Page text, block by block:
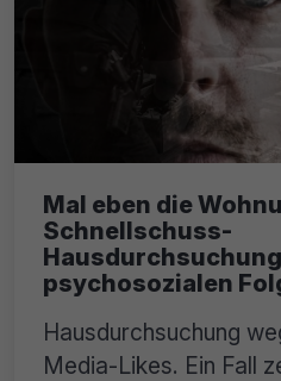
Mal eben die
Schnellschuss-
psychosozialen
Hausdurchsuchung
Media-Likes. Ein Fall